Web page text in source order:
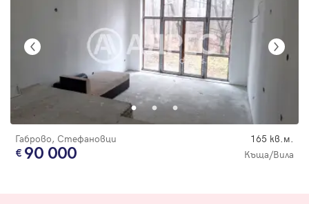
Габрово, Стефановци 165 кв.м.
90 000 Къща/Вила